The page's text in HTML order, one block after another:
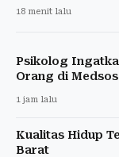
18 menit lalu
Psikolog
Orang di Medsos
1 jam lalu
Kualitas Hidup
Barat